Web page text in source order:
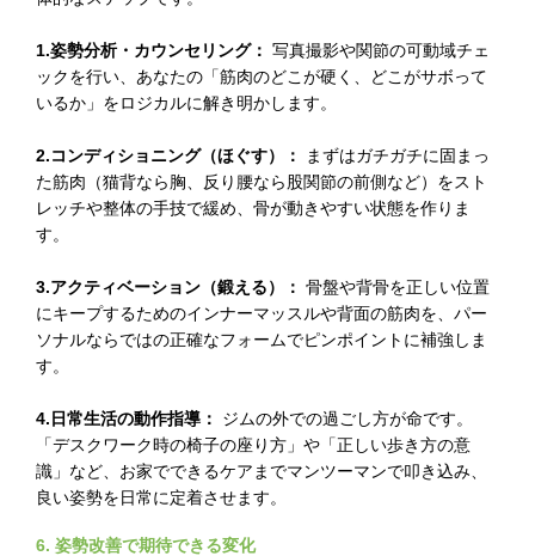
1.姿勢分析・カウンセリング： 写真撮影や関節の可動域チェ
ックを行い、あなたの「筋肉のどこが硬く、どこがサボって
いるか」をロジカルに解き明かします。
2.コンディショニング（ほぐす）：
まずはガチガチに固まっ
た筋肉（猫背なら胸、反り腰なら股関節の前側など）をスト
レッチや整体の手技で緩め、骨が動きやすい状態を作りま
す。
3.アクティベーション（鍛える）： 骨盤や背骨を正しい位置
にキープするためのインナーマッスルや背面の筋肉を、パー
ソナルならではの正確なフォームでピンポイントに補強しま
す。
4.日常生活の動作指導：
ジムの外での過ごし方が命です。
「デスクワーク時の椅子の座り方」や「正しい歩き方の意
識」など、お家でできるケアまでマンツーマンで叩き込み、
良い姿勢を日常に定着させます。
6. 姿勢改善で期待できる変化